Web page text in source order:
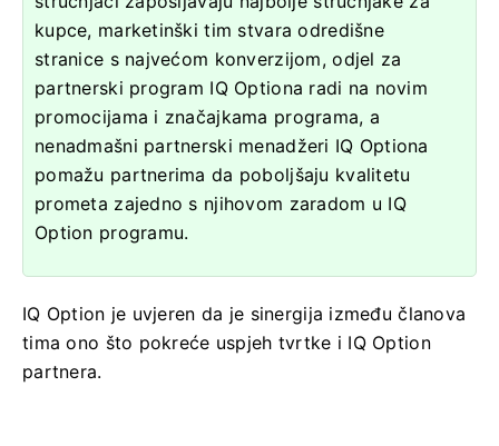
kupce, marketinški tim stvara odredišne ​​
stranice s najvećom konverzijom, odjel za
partnerski program IQ Optiona radi na novim
promocijama i značajkama programa, a
nenadmašni partnerski menadžeri IQ Optiona
pomažu partnerima da poboljšaju kvalitetu
prometa zajedno s njihovom zaradom u IQ
Option programu.
IQ Option je uvjeren da je sinergija između članova
tima ono što pokreće uspjeh tvrtke i IQ Option
partnera.